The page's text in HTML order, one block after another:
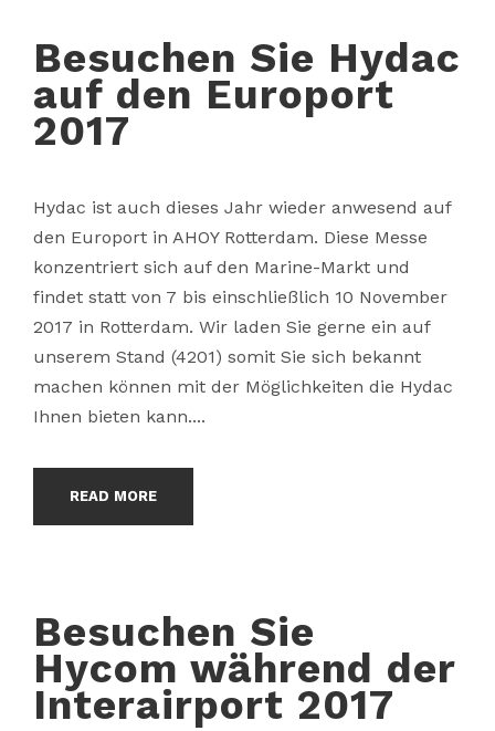
Besuchen Sie Hydac
auf den Europort
2017
Hydac ist auch dieses Jahr wieder anwesend auf
den Europort in AHOY Rotterdam. Diese Messe
konzentriert sich auf den Marine-Markt und
findet statt von 7 bis einschließlich 10 November
2017 in Rotterdam. Wir laden Sie gerne ein auf
unserem Stand (4201) somit Sie sich bekannt
machen können mit der Möglichkeiten die Hydac
Ihnen bieten kann....
READ MORE
Besuchen Sie
Hycom während der
Interairport 2017